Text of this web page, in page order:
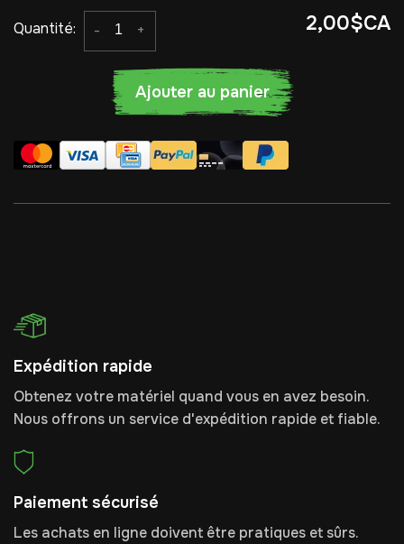
Quantité: +
- 2,00$CA
Ajouter au panier
Expédition rapide
Obtenez votre matériel quand vous en avez besoin.
Nous offrons un service d'expédition rapide et fiable.
Paiement sécurisé
Les achats en ligne doivent être pratiques et sûrs.